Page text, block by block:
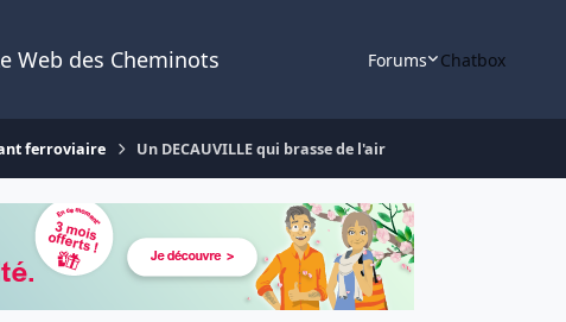
Web des Cheminots Forums Chatbox
ferroviaire Un DECAUVILLE qui brasse de l'air